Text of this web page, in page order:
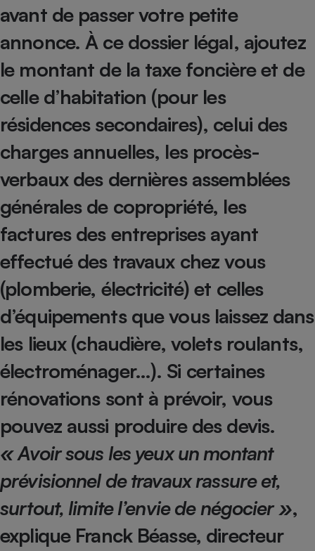
avant de passer votre petite
annonce. À ce dossier légal, ajoutez
le montant de la taxe foncière et de
celle d’habitation (pour les
résidences secondaires), celui des
charges annuelles, les procès-
verbaux des dernières assemblées
générales de copropriété, les
factures des entreprises ayant
effectué des travaux chez vous
(plomberie, électricité) et celles
d’équipements que vous laissez dans
les lieux (chaudière, volets roulants,
électroménager…). Si certaines
rénovations sont à prévoir, vous
pouvez aussi produire des devis.
« Avoir sous les yeux un montant
prévisionnel de travaux rassure et,
surtout, limite l’envie de négocier »,
explique Franck Béasse, directeur
Complément
alimentaire
bouteille
Assurance emprunteur
Petit électroménager -
Lave-linge
Plaque de cuisson à
Climatiseur -
Ventilateur
Téléviseur
Téléphone mobile -
Smartphone
Antivirus
Matelas
Climatiseur -
Ventilateur
Mutuelle
Antimoustique